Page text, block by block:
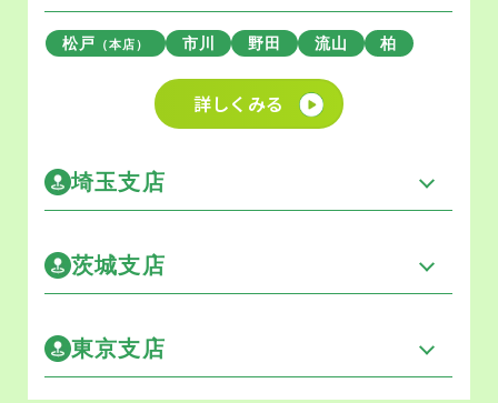
松戸 （本店） 市川 野田 流山 柏
詳しくみる
埼玉支店
茨城支店
東京支店